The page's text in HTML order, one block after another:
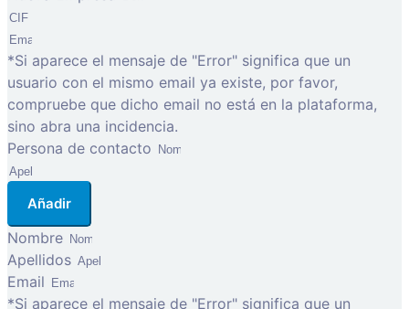
*Si aparece el mensaje de "Error" significa que un
usuario con el mismo email ya existe, por favor,
compruebe que dicho email no está en la plataforma,
sino abra una incidencia.
Persona de contacto
Añadir
Nombre
Apellidos
Email
*Si aparece el mensaje de "Error" significa que un